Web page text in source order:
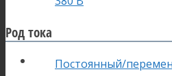
Род тока
Постоянный/